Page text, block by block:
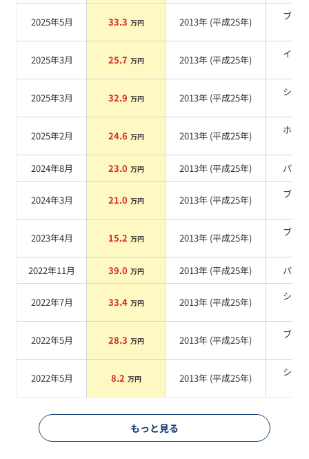
2025年5月 33.3 万円 2013年 (平成25年)
ブラ
2025年3月 25.7 万円 2013年 (平成25年)
イエ
2025年3月 32.9 万円 2013年 (平成25年)
シル
2025年2月 24.6 万円 2013年 (平成25年)
ホワ
2024年8月
23.0 万円 2013年 (平成25年) パール
2024年3月 21.0 万円 2013年 (平成25年)
ブラ
2023年4月 15.2 万円 2013年 (平成25年)
ブラ
2022年11月
39.0 万円 2013年 (平成25年) パール
2022年7月 33.4 万円 2013年 (平成25年)
シル
2022年5月 28.3 万円 2013年 (平成25年)
ブラ
2022年5月 8.2 万円 2013年 (平成25年)
シル
もっと見る